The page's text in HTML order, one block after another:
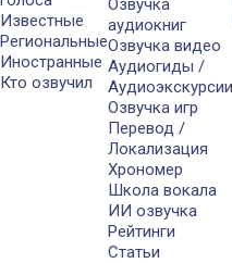
Известные
Региональные
Иностранные
Кто озвучил
Озвучка
аудиокниг
Озвучка видео
Аудиогиды /
Аудиоэкскурсии
Озвучка игр
Перевод /
Локализация
Хрономер
Школа вокала
ИИ озвучка
Рейтинги
Статьи